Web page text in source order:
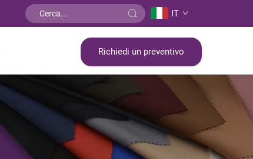
IT
Richiedi un preventivo